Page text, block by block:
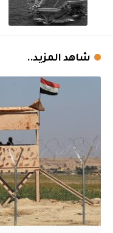
شاهد المزيد..